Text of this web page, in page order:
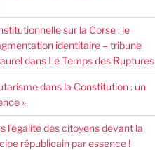
sur la Corse : le
identitaire – tribune
dans Le Temps des Ruptures
dans la Constitution : un
»
l’égalité des citoyens devant la
républicain par essence !